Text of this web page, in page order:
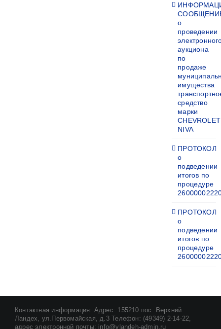
о
проведении
аукциона
по
продаже
имущества
средство
марки
CHEVROLET
NIVA
ПРОТОКОЛ
о
подведении
итогов по
процедуре
ПРОТОКОЛ
о
подведении
итогов по
процедуре
Контактная информация: Адрес: 155210 пос. Верхний
Ландех, ул.Первомайская, д.3 Телефон: (49349) 2-14-22,
адрес электронной почты: info@vlandeh-admin.ru